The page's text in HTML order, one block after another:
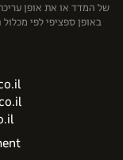
של המדד או את אופן
באופן ספציפי לפי